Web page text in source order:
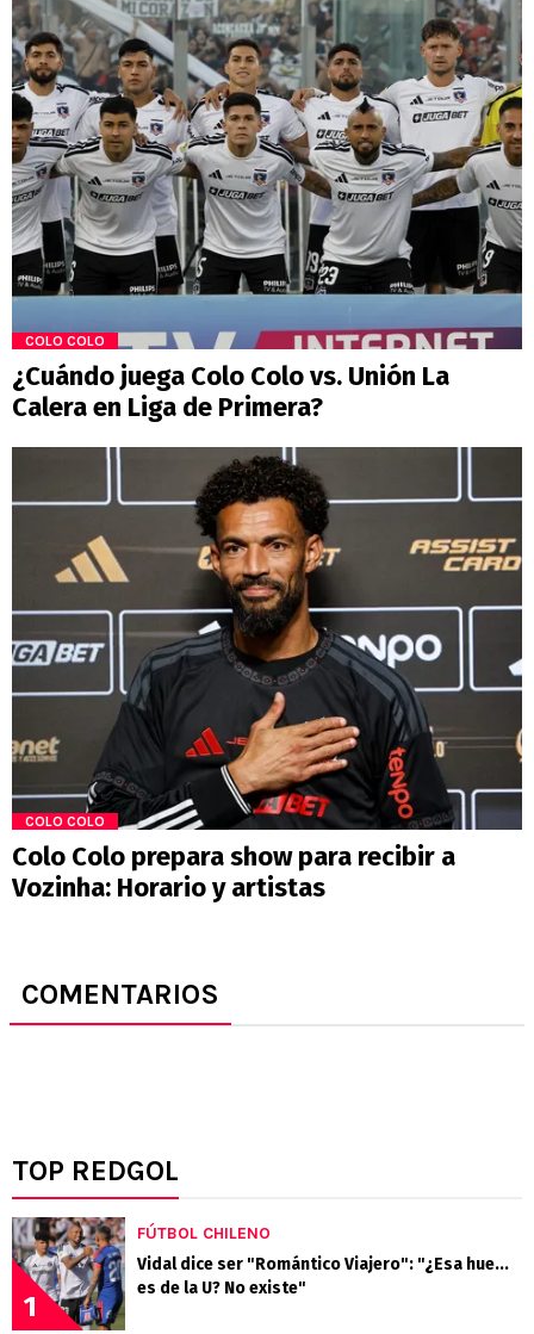
COLO COLO
¿Cuándo juega Colo Colo vs. Unión La
Calera en Liga de Primera?
COLO COLO
Colo Colo prepara show para recibir a
Vozinha: Horario y artistas
COMENTARIOS
TOP REDGOL
1
FÚTBOL CHILENO
Vidal dice ser "Romántico Viajero": "¿Esa hue...
es de la U? No existe"